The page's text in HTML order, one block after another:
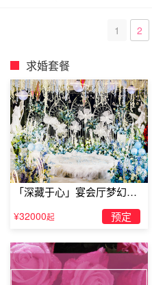
1 2
求婚套餐
「深藏于心」宴会厅梦幻主
¥32000起 预定